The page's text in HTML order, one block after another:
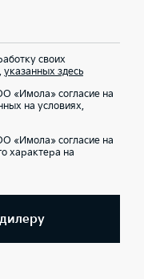
своих
указанных здесь
«Имола» согласие на
на условиях,
«Имола» согласие на
характера на